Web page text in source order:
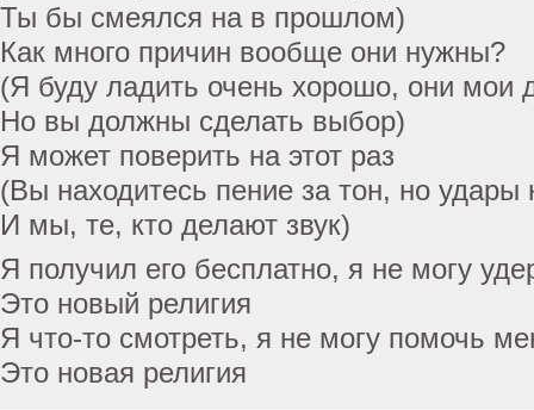
Ты бы смеялся на в прошлом)
Как много причин вообще они нужны?
(Я буду ладить очень хорошо, они мои
Но вы должны сделать выбор)
Я может поверить на этот раз
(Вы находитесь пение за тон, но удары
И мы, те, кто делают звук)
Я получил его бесплатно, я не могу
Это новый религия
Я что-то смотреть, я не могу помочь
Это новая религия